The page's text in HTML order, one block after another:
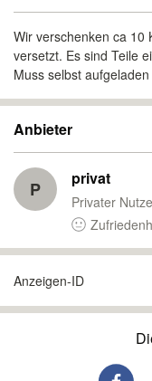
Wir verschenken ca 10
versetzt. Es sind Teile
Muss selbst
Anbieter
P privat
Privater
Anzeigen-ID